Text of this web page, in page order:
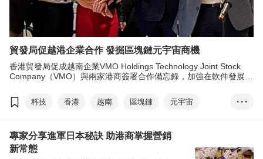
貿發局促越港企業合作 發掘區塊鏈元宇宙商機
香港貿發局促成越南企業VMO Holdings Technology Joint Stock
Company（VMO）與兩家港商簽署合作備忘錄，加強在軟件發展上
科技 香港 越南 區塊鏈
元宇宙
VMO
大灣區 劉會平 web3.0
愛思創
創智元
社交媒體 電子商貿
數碼轉型
• • •
專家分享進軍日本秘訣 助港商掌握營銷
新常態